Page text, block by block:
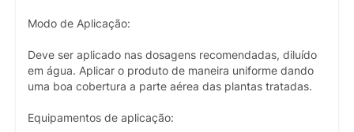
Modo de Aplicação:
Deve ser aplicado nas dosagens recomendadas, diluído
em água. Aplicar o produto de maneira uniforme dando
uma boa cobertura a parte aérea das plantas tratadas.
Equipamentos de aplicação: